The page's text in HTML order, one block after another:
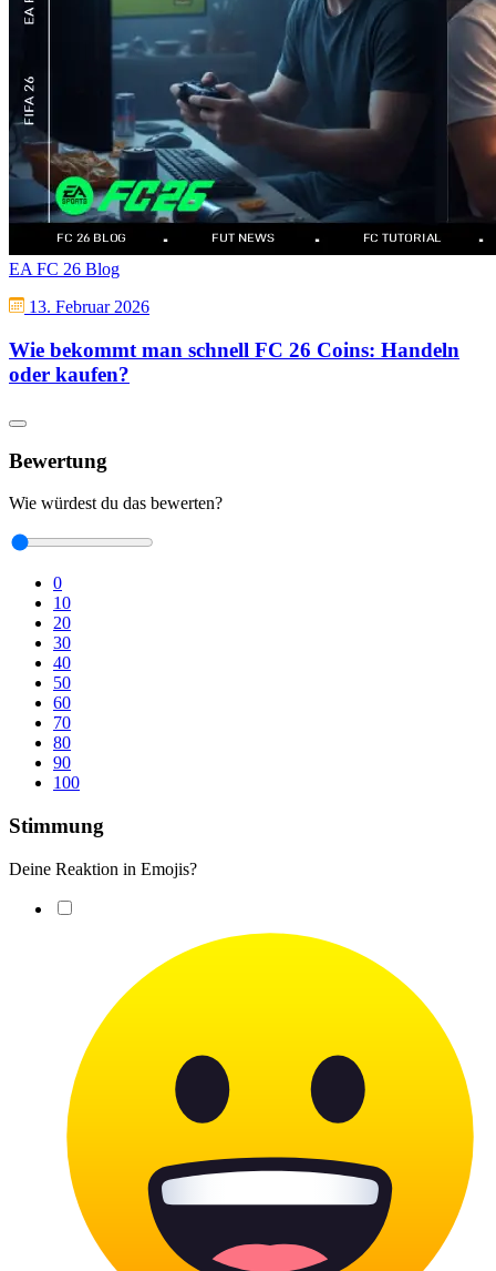
EA FC 26 Blog
13. Februar 2026
Wie bekommt man schnell FC 26 Coins: Handeln
oder kaufen?
Bewertung
Wie würdest du das bewerten?
0
10
20
30
40
50
60
70
80
90
100
Stimmung
Deine Reaktion in Emojis?